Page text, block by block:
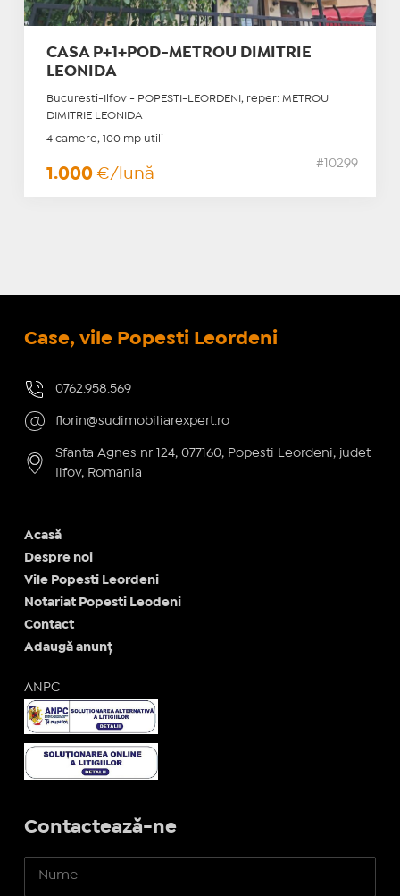
CASA P+1+POD-METROU DIMITRIE
LEONIDA
Bucuresti-Ilfov - POPESTI-LEORDENI, reper: METROU
DIMITRIE LEONIDA
4 camere, 100 mp utili
1.000 €/lună
#10299
Case, vile Popesti Leordeni
0762.958.569
florin@sudimobiliarexpert.ro
Sfanta Agnes nr 124, 077160, Popesti Leordeni, judet
Ilfov, Romania
Acasă
Despre noi
Vile Popesti Leordeni
Notariat Popesti Leodeni
Contact
Adaugă anunț
ANPC
Contactează-ne